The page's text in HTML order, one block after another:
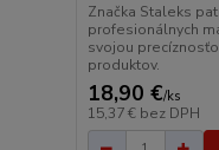
Značka Staleks
profesionálnych
svojou
produktov.
18,90 €/ks
15,37 € bez DPH